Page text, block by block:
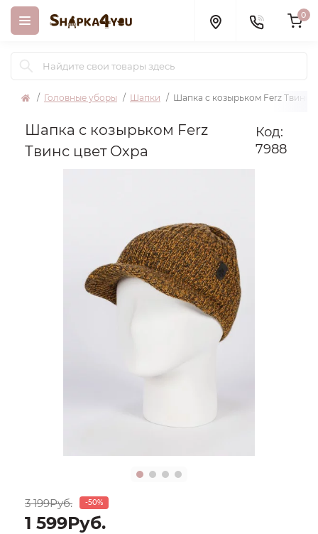
0
Головные уборы Шапки Шапка с козырьком Ferz Твинс
Шапка с козырьком Ferz
Твинс цвет Охра
Код:
7988
3 199Руб. -50%
1 599Руб.